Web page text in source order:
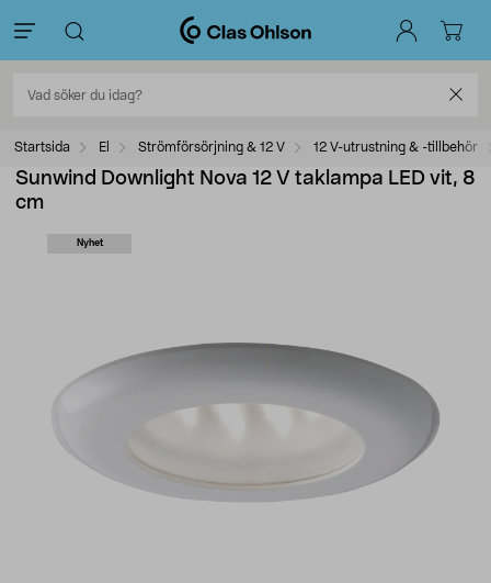
Startsida El Strömförsörjning & 12 V 12 V-utrustning & -tillbehör
Sunwind Downlight Nova 12 V taklampa LED vit, 8
cm
Nyhet